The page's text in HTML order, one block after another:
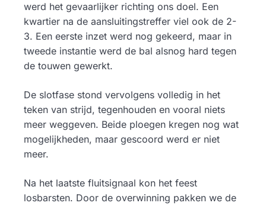
werd het gevaarlijker richting ons doel. Een
kwartier na de aansluitingstreffer viel ook de 2-
3. Een eerste inzet werd nog gekeerd, maar in
tweede instantie werd de bal alsnog hard tegen
de touwen gewerkt.
De slotfase stond vervolgens volledig in het
teken van strijd, tegenhouden en vooral niets
meer weggeven. Beide ploegen kregen nog wat
mogelijkheden, maar gescoord werd er niet
meer.
Na het laatste fluitsignaal kon het feest
losbarsten. Door de overwinning pakken we de